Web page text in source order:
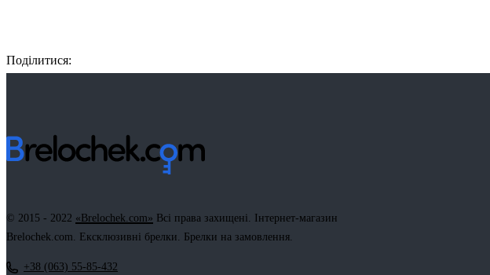
Поділитися:
FacebookTwitter Email LinkedInCopy
© 2015 - 2022 «Brelochek.com» Всі права захищені. Інтернет-магазин
Brelochek.com. Ексклюзивні брелки. Брелки на замовлення.
+38 (063) 55-85-432